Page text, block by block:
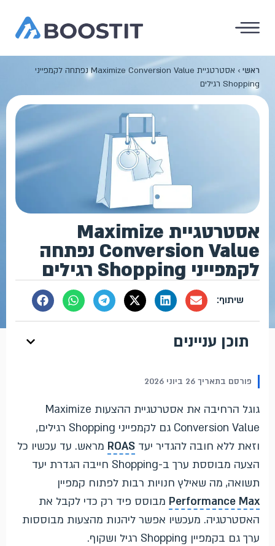
ראשי ›
אסטרטגיית Maximize Conversion Value נפתחה לקמפייני
Shopping רגילים
אסטרטגיית Maximize
Conversion Value נפתחה
לקמפייני Shopping רגילים
תוכן עניינים
פורסם בתאריך 26 ביוני 2026
גוגל הרחיבה את אסטרטגיית ההצעות Maximize
Conversion Value גם לקמפייני Shopping רגילים,
וזאת ללא חובה להגדיר יעד ROAS מראש. עד עכשיו כל
הצעה מבוססת ערך ב-Shopping חייבה הגדרת יעד
תשואה, מה שאילץ חנויות רבות לפתוח קמפיין
Performance Max מבוסס פיד רק כדי לקבל את
האסטרטגיה. מעכשיו אפשר ליהנות מהצעות מבוססות
ערך גם בקמפיין Shopping רגיל ושקוף.